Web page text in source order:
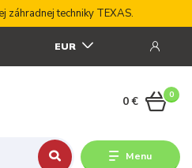
záhradnej techniky TEXAS.
Menu
EUR
0
0 €